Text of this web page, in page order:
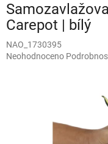
Carepot | bílý
NAO_1730395
Průměrné
Neohodnoceno